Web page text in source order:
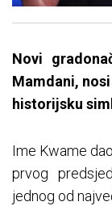
Novi
Mamdani,
historijsku
Ime Kwame
prvog
jednog od